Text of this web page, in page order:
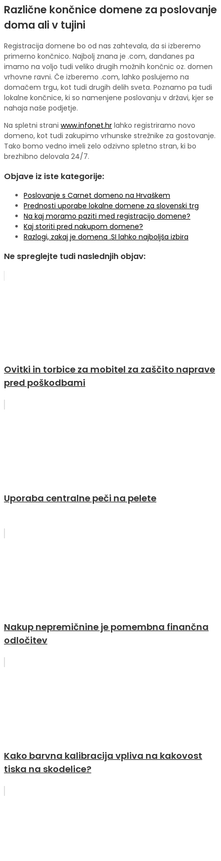
Različne končnice domene za poslovanje
doma ali v tujini
Registracija domene bo od nas zahtevala, da si izberemo
primerno končnico. Najbolj znana je .com, dandanes pa
imamo na voljo tudi veliko drugih možnih končnic oz. domen
vrhovne ravni. Če izberemo .com, lahko poslujemo na
domačem trgu, kot tudi drugih delih sveta. Poznamo pa tudi
lokalne končnice, ki so namenjene poslovanju v državi, kjer se
nahaja naše podjetje.
Na spletni strani www.infonet.hr lahko registriramo novo
domeno, kot tudi zakupimo vrhunske strežnike za gostovanje.
Tako bomo vedno imeli zelo odzivno spletno stran, ki bo
brezhibno delovala 24/7.
Objave iz iste kategorije:
Poslovanje s Carnet domeno na Hrvaškem
Prednosti uporabe lokalne domene za slovenski trg
Na kaj moramo paziti med registracijo domene?
Kaj storiti pred nakupom domene?
Razlogi, zakaj je domena .SI lahko najboljša izbira
Ne spreglejte tudi naslednjih objav:
Ovitki in torbice za mobitel za zaščito naprave
pred poškodbami
Uporaba centralne peči na pelete
Nakup nepremičnine je pomembna finančna
odločitev
Kako barvna kalibracija vpliva na kakovost
tiska na skodelice?